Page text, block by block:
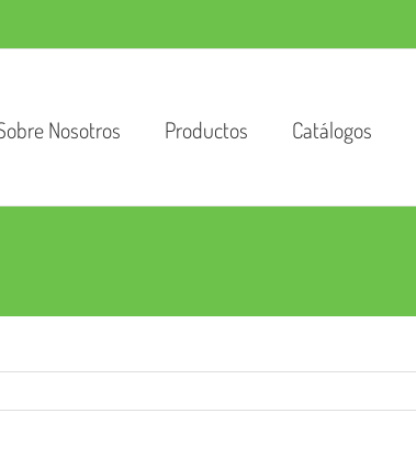
Nosotros Productos Catálogos